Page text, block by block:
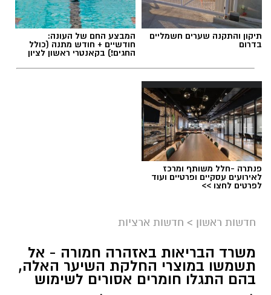
תיקון והתקנה שערים חשמליים
בדרום
המבצע החם של העונה:
חודשיים + חודש מתנה (כולל
החגים!) בקאנטרי ראשון לציון
פנתרה -חלל משותף ומרכז
לאירועים עסקיים ופרטיים ועוד
לפרטים לחצו >>
חדשות ראשון > חדשות ארציות
משרד הבריאות באזהרה חמורה - אל
תשמשו במוצרי החלקת השיער האלה,
בהם התגלו חומרים אסורים לשימוש